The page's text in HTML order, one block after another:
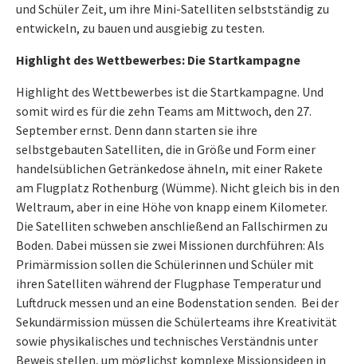
und Schüler Zeit, um ihre Mini-Satelliten selbstständig zu
entwickeln, zu bauen und ausgiebig zu testen.
Highlight des Wettbewerbes: Die Startkampagne
Highlight des Wettbewerbes ist die Startkampagne. Und
somit wird es für die zehn Teams am Mittwoch, den 27.
September ernst. Denn dann starten sie ihre
selbstgebauten Satelliten, die in Größe und Form einer
handelsüblichen Getränkedose ähneln, mit einer Rakete
am Flugplatz Rothenburg (Wümme). Nicht gleich bis in den
Weltraum, aber in eine Höhe von knapp einem Kilometer.
Die Satelliten schweben anschließend an Fallschirmen zu
Boden. Dabei müssen sie zwei Missionen durchführen: Als
Primärmission sollen die Schülerinnen und Schüler mit
ihren Satelliten während der Flugphase Temperatur und
Luftdruck messen und an eine Bodenstation senden. Bei der
Sekundärmission müssen die Schülerteams ihre Kreativität
sowie physikalisches und technisches Verständnis unter
Beweis stellen, um möglichst komplexe Missionsideen in